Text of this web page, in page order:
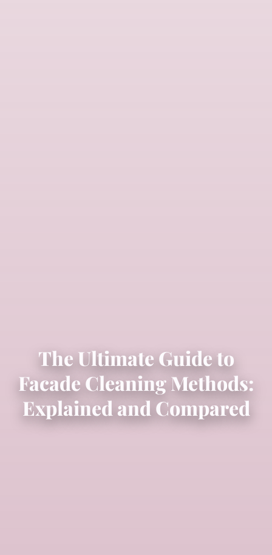
The Ultimate Guide to
Facade Cleaning Methods:
Explained and Compared